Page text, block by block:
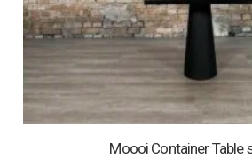
Moooi Container Table